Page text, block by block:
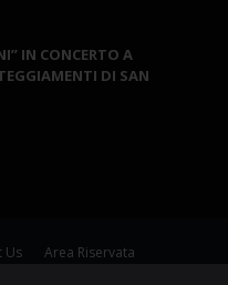
IN CONCERTO A
DI SAN
Us
Area Riservata